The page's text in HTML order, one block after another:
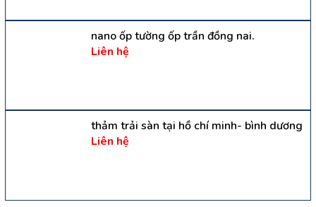
nano ốp tường ốp trần đồng nai.
Liên hệ
thảm trải sàn tại hồ chí minh- bình dương
Liên hệ